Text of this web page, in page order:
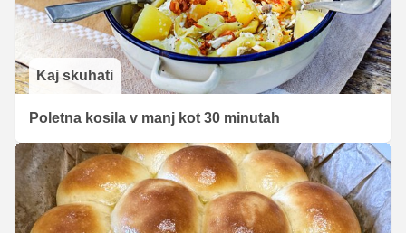
Kaj skuhati
Poletna kosila v manj kot 30 minutah